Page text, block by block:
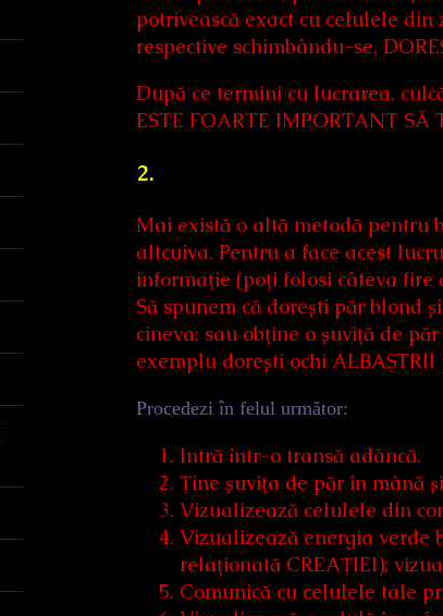
potrivească exact cu celulele
respective schimbându-se,
După ce termini cu lucrarea,
ESTE FOARTE IMPORTANT
2.
Mai există o altă metodă pentru
altcuiva. Pentru a face acest
informație (poți folosi câteva fire
Să spunem că dorești păr blond
cineva; sau obține o șuviță de
exemplu dorești ochi
Procedezi în felul următor:
Intră într-o transă adâncă.
Ţine șuvița de păr în mână
Vizualizează celulele din
Vizualizează energia verde
relaționată CREAŢIEI);
Comunică cu celulele tale